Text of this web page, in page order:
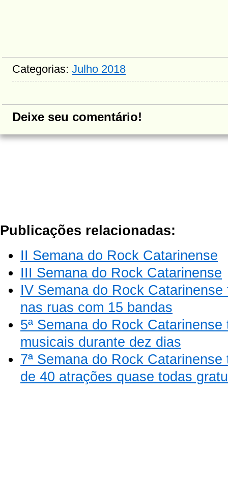
Categorias: Julho 2018
Deixe seu comentário!
Publicações relacionadas:
II Semana do Rock Catarinense
III Semana do Rock Catarinense
IV Semana do Rock
nas ruas com 15 bandas
5ª Semana do Rock
musicais durante dez dias
7ª Semana do Rock
de 40 atrações quase todas